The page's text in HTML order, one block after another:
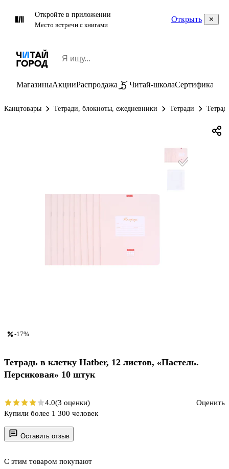
Откройте в приложении
Место встречи с книгами
Открыть
МагазиныАкцииРаспродажа Читай-школаСертификаты
Канцтовары Тетради, блокноты, ежедневники Тетради
Оставить отзыв
С этим товаром покупают
-17%
Тетрадь в клетку Hatber, 12 листов, «Пастель.
Персиковая» 10 штук
4.0(3 оценки)
Оценить
Купили более 1 300 человек